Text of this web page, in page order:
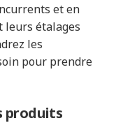
et en
leurs étalages
les
pour prendre
produits